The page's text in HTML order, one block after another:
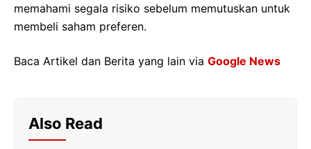
memahami segala risiko sebelum memutuskan untuk
membeli saham preferen.
Baca Artikel dan Berita yang lain via Google News
Also Read